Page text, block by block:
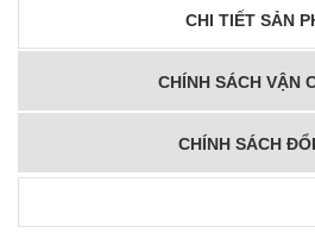
CHI TIẾT SẢN
CHÍNH SÁCH VẬN
CHÍNH SÁCH